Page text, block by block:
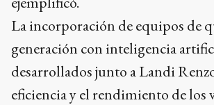
La incorporación de equipos de
generación con inteligencia
desarrollados junto a Landi
eficiencia y el rendimiento de los